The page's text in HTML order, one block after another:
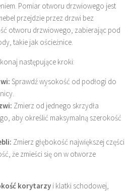
Pomiar otworu drzwiowego jest
przejdzie przez drzwi bez
otworu drzwiowego, zabierając pod
takie jak ościeżnice.
następujące kroki:
Sprawdź wysokość od podłogi do
Zmierz od jednego skrzydła
aby określić maksymalną szerokość
Zmierz głębokość największej części
że zmieści się on w otworze
korytarzy i klatki schodowej,